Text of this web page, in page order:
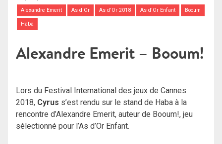
Alexandre Emerit As d'Or As d'Or 2018 As d'Or Enfant Booum
Haba
Alexandre Emerit – Booum!
Lors du Festival International des jeux de Cannes
2018, Cyrus s’est rendu sur le stand de Haba à la
rencontre d’Alexandre Emerit, auteur de Booum!, jeu
sélectionné pour l’As d’Or Enfant.